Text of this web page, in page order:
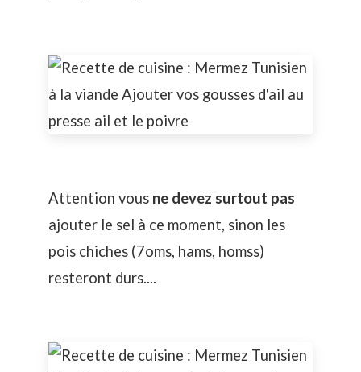
Attention vous ne devez surtout pas
ajouter le sel à ce moment, sinon les
pois chiches (7oms, hams, homss)
resteront durs....